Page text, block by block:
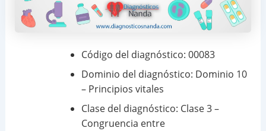
Código del diagnóstico: 00083
Dominio del diagnóstico: Dominio 10
– Principios vitales
Clase del diagnóstico: Clase 3 –
Congruencia entre